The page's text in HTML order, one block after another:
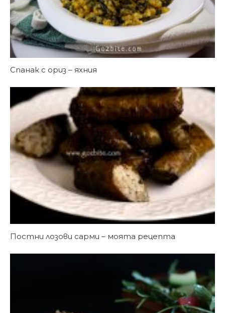
Спанак с ориз – яхния
Постни лозови сарми – моята рецепта